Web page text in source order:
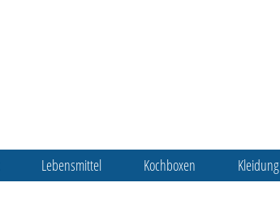
Lebensmittel Kochboxen Kleidung